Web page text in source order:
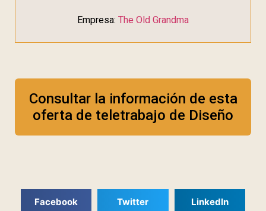
Empresa: The Old Grandma
Consultar la información de esta
oferta de teletrabajo de Diseño
Facebook Twitter LinkedIn